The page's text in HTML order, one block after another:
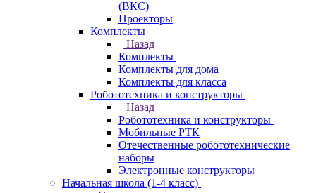
(ВКС)
Проекторы
Комплекты
Назад
Комплекты
Комплекты для дома
Комплекты для класса
Робототехника и конструкторы
Назад
Робототехника и конструкторы
Мобильные РТК
Отечественные робототехнические
наборы
Электронные конструкторы
Начальная школа (1-4 класс)